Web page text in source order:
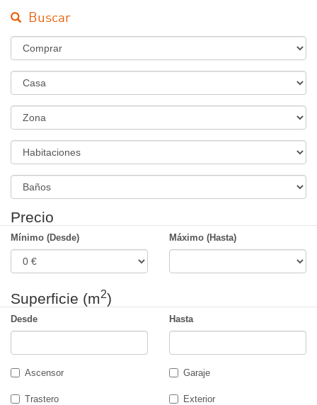
Buscar
Régimen
Tipo
de
Inmueble
Zona
Habitaciones
Banos
Precio
Mínimo (Desde) Máximo (Hasta)
Superficie (m2)
Desde Hasta
Ascensor Garaje
Trastero Exterior